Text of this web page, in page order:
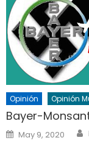
Opinión Opinión
Bayer-
Posted
on
May 9, 2020